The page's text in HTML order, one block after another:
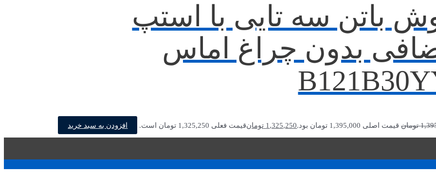
باتن سه تایی با استپ
بدون چراغ اماس
تومان قیمت اصلی 1,395,000 تومان بود. 1,325,250 تومانقیمت فعلی 1,325,250 تومان است. افزودن به سبد خرید